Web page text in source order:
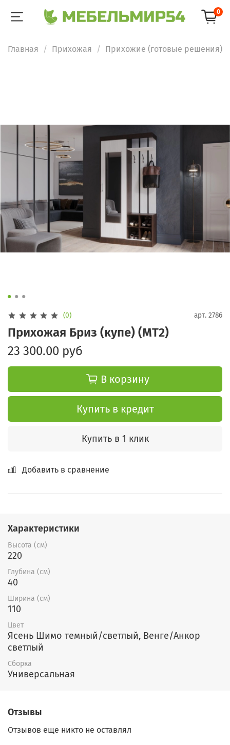
0
Главная Прихожая Прихожие (готовые решения)
(0) арт. 2786
Прихожая Бриз (купе) (МТ2)
23 300.00 руб
В корзину
Купить в кредит
Купить в 1 клик
Добавить в сравнение
Характеристики
Высота (см)
220
Глубина (см)
40
Ширина (см)
110
Цвет
Ясень Шимо темный/светлый, Венге/Анкор
светлый
Сборка
Универсальная
Отзывы
Отзывов еще никто не оставлял